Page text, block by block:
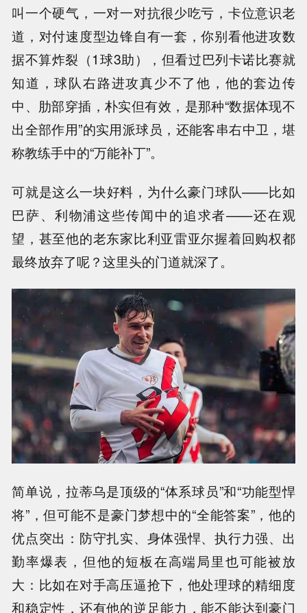
叫一个硬气，一对一对抗很少吃亏，卡位意识老
道，对付速度型边锋自有一套，你别看他进攻数
据不算炸裂（1球3助），但看过巴列卡诺比赛就
知道，球队右路进攻真少不了他，他的套边传
中、肋部穿插，朴实但有效，是那种“数据体现不
出全部作用”的实用派球员，还能客串右中卫，堪
称教练手中的“万能补丁”。
可就是这么一块好料，为什么豪门球队——比如
巴萨、利物浦这些传闻中的追求者——还在观
望，甚至他的老东家比利亚雷亚尔握着回购权都
最终放弃了呢？这里头的门道就深了。
简单说，拉蒂乌是顶级的“体系球员”和“功能型悍
将”，但可能不是豪门梦想中的“全能答案”，他的
优点突出：防守扎实、身体强悍、执行力强、出
勤率爆表，但他的短板在高端局里也可能被放
大：比如在对手高压逼抢下，他处理球的精细度
和稳定性，还有他的逆足能力，能不能达到豪门